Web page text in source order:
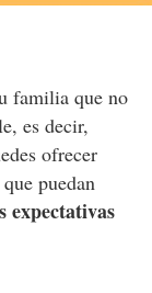
familia que no
es decir,
ofrecer
puedan
expectativas